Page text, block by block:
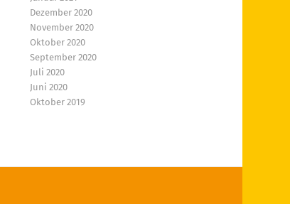
Dezember 2020
November 2020
Oktober 2020
September 2020
Juli 2020
Juni 2020
Oktober 2019